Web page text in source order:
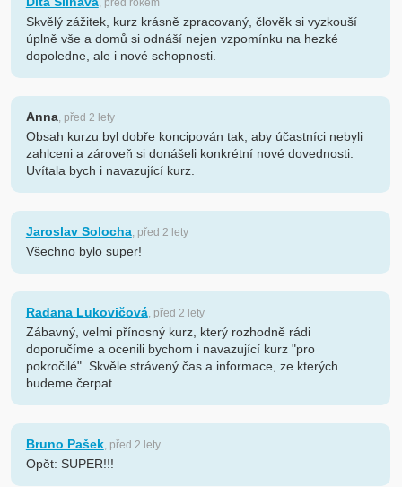
, před rokem
Skvělý zážitek, kurz krásně zpracovaný, člověk si vyzkouší
úplně vše a domů si odnáší nejen vzpomínku na hezké
dopoledne, ale i nové schopnosti.
Anna, před 2 lety
Obsah kurzu byl dobře koncipován tak, aby účastníci nebyli
zahlceni a zároveň si donášeli konkrétní nové dovednosti.
Uvítala bych i navazující kurz.
Jaroslav Solocha, před 2 lety
Všechno bylo super!
Radana Lukovičová, před 2 lety
Zábavný, velmi přínosný kurz, který rozhodně rádi
doporučíme a ocenili bychom i navazující kurz "pro
pokročilé". Skvěle strávený čas a informace, ze kterých
budeme čerpat.
Bruno Pašek, před 2 lety
Opět: SUPER!!!